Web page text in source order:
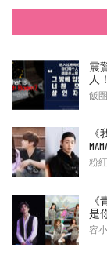
震
人
飯
粉
是
容